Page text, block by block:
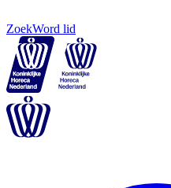
ZoekWord lid